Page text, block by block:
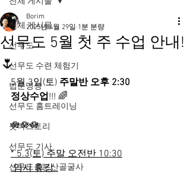
전체 게시물
선무도
선무도 수련 체험기
법문명상
선무도 홈트레이닝
붓다스토리
선무도 기사
선무도총본산골굴사
선무도 5월 첫 주 수업 안내!
🌷
Borim
2025년 4월 29일 1분 분량
5월 3일(토) 주말반 오후 2:30
정상수업 !!! 🌈
🪷🪷🪷
* 5.3(토) 주말 오전반 10:30
임시 휴강.